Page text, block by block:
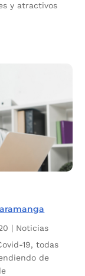
y atractivos
| Noticias
19, todas
de